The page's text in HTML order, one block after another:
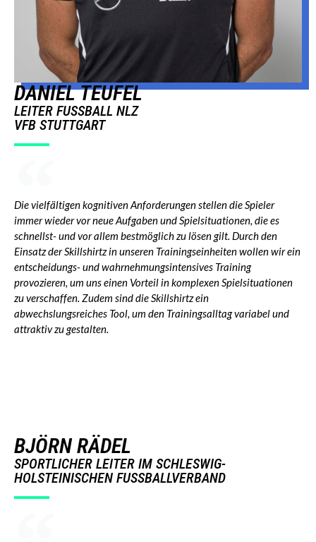
DANIEL TEUFEL
LEITER FUSSBALL NLZ
VFB STUTTGART
Die vielfältigen kognitiven Anforderungen stellen die Spieler
immer wieder vor neue Aufgaben und Spielsituationen, die es
schnellst- und vor allem bestmöglich zu lösen gilt. Durch den
Einsatz der Skillshirtz in unseren Trainingseinheiten wollen wir ein
entscheidungs- und wahrnehmungsintensives Training
provozieren, um uns einen Vorteil in komplexen Spielsituationen
zu verschaffen. Zudem sind die Skillshirtz ein
abwechslungsreiches Tool, um den Trainingsalltag variabel und
attraktiv zu gestalten.
BJÖRN RÄDEL
SPORTLICHER LEITER IM SCHLESWIG-
HOLSTEINISCHEN FUSSBALLVERBAND